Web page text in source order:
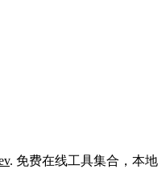
. 免费在线工具集合，本地